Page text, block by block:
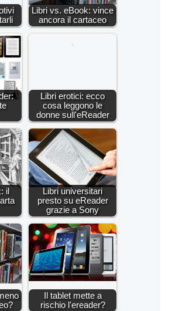
Libri vs. eBook: vince
ancora il cartaceo
Libri erotici: ecco
cosa leggono le
donne sull'eReader
il
Libri universitari
presto su eReader
grazie a Sony
Il tablet mette a
rischio l'ereader?